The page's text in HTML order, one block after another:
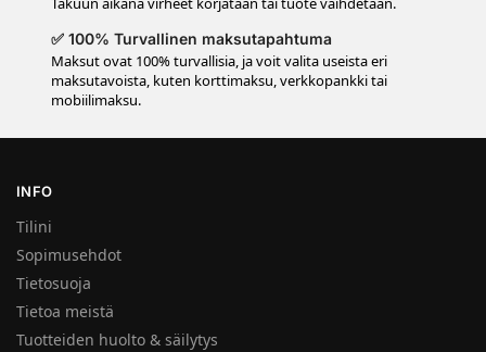
✅ 100% Turvallinen maksutapahtuma
Maksut ovat 100% turvallisia, ja voit valita useista eri
maksutavoista, kuten korttimaksu, verkkopankki tai
mobiilimaksu.
INFO
Tilini
Sopimusehdot
Tietosuoja
Tietoa meistä
Tuotteiden huolto & säilytys